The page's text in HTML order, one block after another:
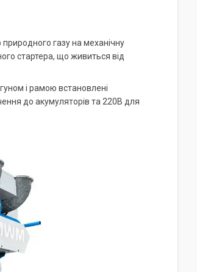
газу на механічну
стартера, що живиться від
і рамою встановлені
до акумуляторів та 220В для